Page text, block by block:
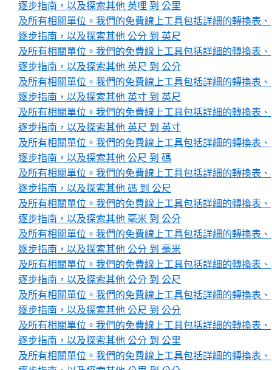
逐步指南，以及探索其他 英哩 到 公里
及所有相關單位。我們的免費線上工具包括詳細的轉換表、
逐步指南，以及探索其他 公分 到 英尺
及所有相關單位。我們的免費線上工具包括詳細的轉換表、
逐步指南，以及探索其他 英尺 到 公分
及所有相關單位。我們的免費線上工具包括詳細的轉換表、
逐步指南，以及探索其他 英寸 到 英尺
及所有相關單位。我們的免費線上工具包括詳細的轉換表、
逐步指南，以及探索其他 英尺 到 英寸
及所有相關單位。我們的免費線上工具包括詳細的轉換表、
逐步指南，以及探索其他 公尺 到 碼
及所有相關單位。我們的免費線上工具包括詳細的轉換表、
逐步指南，以及探索其他 碼 到 公尺
及所有相關單位。我們的免費線上工具包括詳細的轉換表、
逐步指南，以及探索其他 毫米 到 公分
及所有相關單位。我們的免費線上工具包括詳細的轉換表、
逐步指南，以及探索其他 公分 到 毫米
及所有相關單位。我們的免費線上工具包括詳細的轉換表、
逐步指南，以及探索其他 公分 到 公尺
及所有相關單位。我們的免費線上工具包括詳細的轉換表、
逐步指南，以及探索其他 公尺 到 公分
及所有相關單位。我們的免費線上工具包括詳細的轉換表、
逐步指南，以及探索其他 公分 到 公里
及所有相關單位。我們的免費線上工具包括詳細的轉換表、